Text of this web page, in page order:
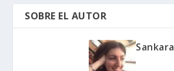
SOBRE EL AUTOR
Sankara